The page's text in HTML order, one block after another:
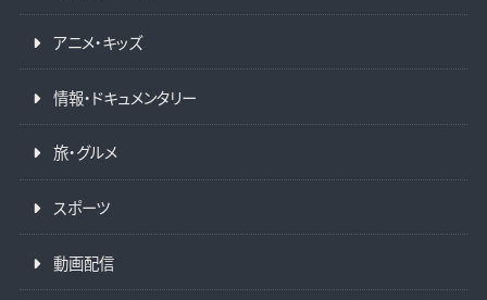
アニメ・キッズ
情報・ドキュメンタリー
旅・グルメ
スポーツ
動画配信